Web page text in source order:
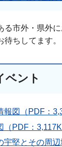
る市外・県外
ちしてます。
ベント
報図（PDF：
（PDF：
宇堅とその周